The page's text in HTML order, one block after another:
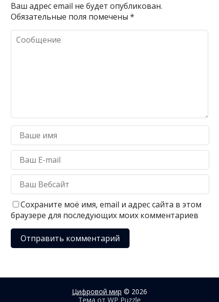
Ваш адрес email не будет опубликован.
Обязательные поля помечены*
Сохраните моё имя, email и адрес сайта в этом
браузере для последующих моих комментариев
Цифровой мир © 2026
Тема от WP Puzzle